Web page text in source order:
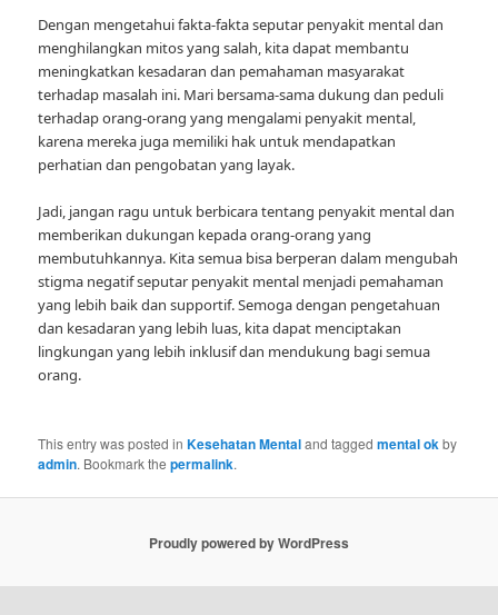
Dengan mengetahui fakta-fakta seputar penyakit mental dan
menghilangkan mitos yang salah, kita dapat membantu
meningkatkan kesadaran dan pemahaman masyarakat
terhadap masalah ini. Mari bersama-sama dukung dan peduli
terhadap orang-orang yang mengalami penyakit mental,
karena mereka juga memiliki hak untuk mendapatkan
perhatian dan pengobatan yang layak.
Jadi, jangan ragu untuk berbicara tentang penyakit mental dan
memberikan dukungan kepada orang-orang yang
membutuhkannya. Kita semua bisa berperan dalam mengubah
stigma negatif seputar penyakit mental menjadi pemahaman
yang lebih baik dan supportif. Semoga dengan pengetahuan
dan kesadaran yang lebih luas, kita dapat menciptakan
lingkungan yang lebih inklusif dan mendukung bagi semua
orang.
This entry was posted inKesehatan Mentaland taggedmental okby
admin. Bookmark thepermalink.
Proudly powered by WordPress